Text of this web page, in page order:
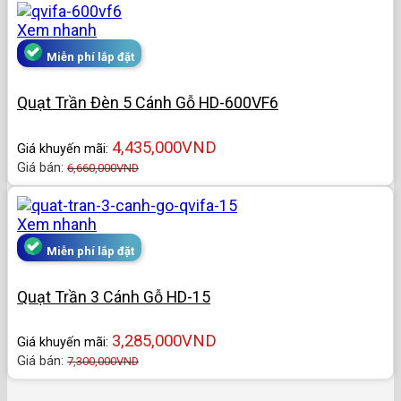
Xem nhanh
Miễn phí lắp đặt
Quạt Trần Đèn 5 Cánh Gỗ HD-600VF6
Giá khuyến mãi: 4,435,000VND
Giá bán: 6,660,000VND
Xem nhanh
Miễn phí lắp đặt
Quạt Trần 3 Cánh Gỗ HD-15
Giá khuyến mãi: 3,285,000VND
Giá bán: 7,300,000VND